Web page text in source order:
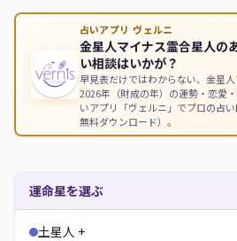
占いアプリ ヴェルニ
金星人マイナス霊合星人の
い相談はいかが？
早見表だけではわからない、金星
2026年（財成の年）の運勢・恋愛
いアプリ「ヴェルニ」でプロの占
無料ダウンロード）。
運命星を選ぶ
土星人 +